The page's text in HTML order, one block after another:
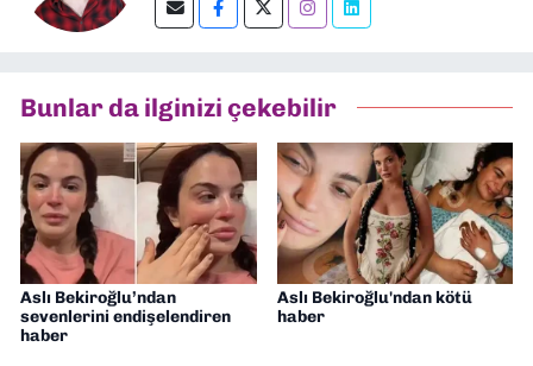
Bunlar da ilginizi çekebilir
Aslı Bekiroğlu’ndan
sevenlerini endişelendiren
haber
Aslı Bekiroğlu'ndan kötü
haber